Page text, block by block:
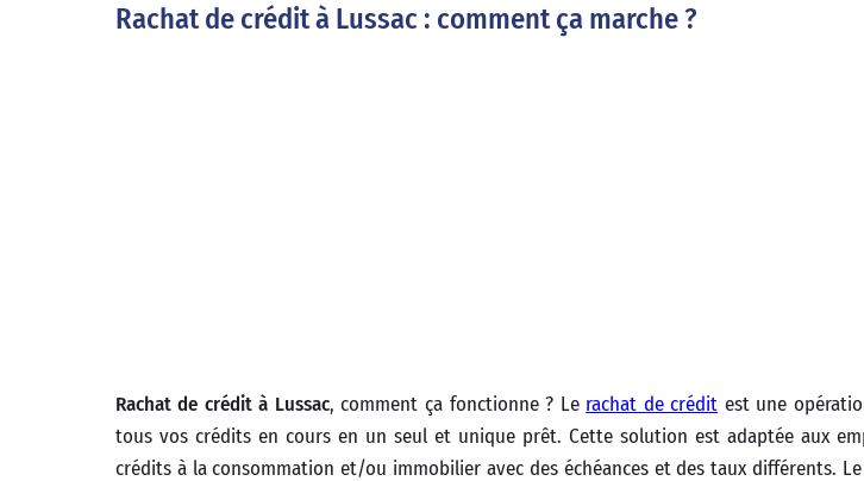
Rachat de crédit à Lussac : comment ça marche ?
Rachat de crédit à Lussac, comment ça fonctionne ? Le rachat de crédit est une
tous vos crédits en cours en un seul et unique prêt. Cette solution est adaptée aux
crédits à la consommation et/ou immobilier avec des échéances et des taux différents.